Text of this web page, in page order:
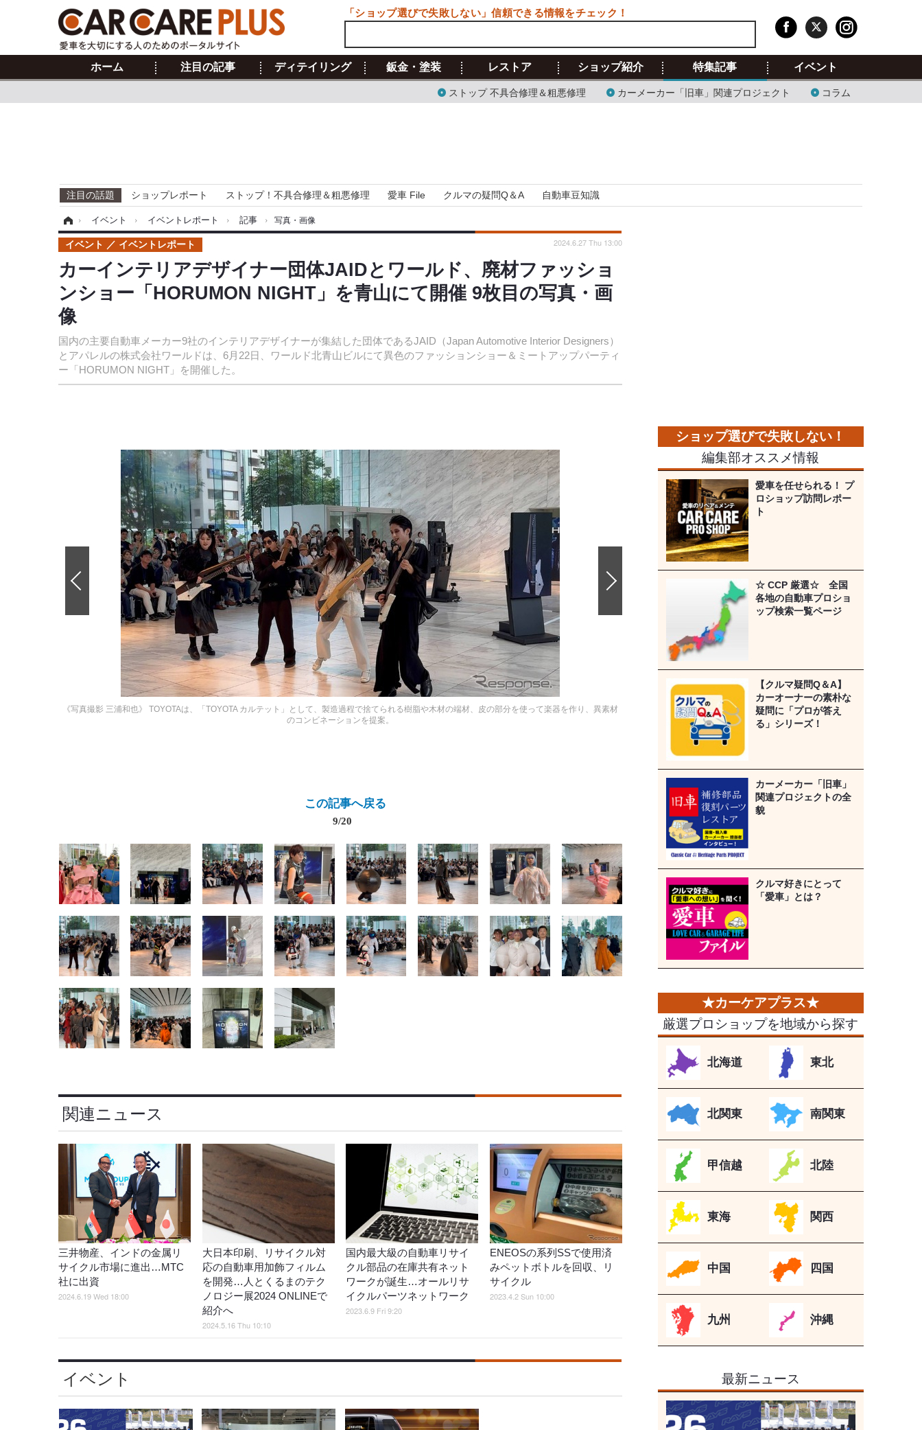
ホーム 注目の記事 ディテイリング 鈑金・塗装 レストア ショップ紹介 特集記事
ストップ 不具合修理＆粗悪修理 カーメーカー「旧車」関連プロジェクト コラム
イベント
注目の話題 ショップレポート ストップ！不具合修理＆粗悪修理 愛車 File クルマの疑問Q＆A 自動車豆知識
› イベント › イベントレポート › 記事 › 写真・画像
カーインテリアデザイナー団体JAIDとワールド、廃材ファッショ
ンショー「HORUMON NIGHT」を青山にて開催 9枚目の写真・画
像
国内の主要自動車メーカー9社のインテリアデザイナーが集結した団体であるJAID（Japan Automotive Interior Designers）
とアパレルの株式会社ワールドは、6月22日、ワールド北青山ビルにて異色のファッションショー＆ミートアップパーティ
ー「HORUMON NIGHT」を開催した。
イベント イベントレポート 2024.6.27 Thu 13:00
《写真撮影 三浦和也》
TOYOTAは、「TOYOTA カルテット」として、製造過程で捨てられる樹脂や木材の端材、皮の部分を使って楽器を作り、異素材
のコンビネーションを提案。
この記事へ戻る
9/20
関連ニュース
三井物産、インドの金属リ
サイクル市場に進出…MTC
社に出資
2024.6.19 Wed 18:00
大日本印刷、リサイクル対
応の自動車用加飾フィルム
を開発…人とくるまのテク
ノロジー展2024 ONLINEで
紹介へ
2024.5.16 Thu 10:10
国内最大級の自動車リサイ
クル部品の在庫共有ネット
ワークが誕生…オールリサ
イクルパーツネットワーク
2023.6.9 Fri 9:20
ENEOSの系列SSで使用済
みペットボトルを回収、リ
サイクル
2023.4.2 Sun 10:00
イベント
編集部オススメ情報
愛車を任せられる！ プ
ロショップ訪問レポー
ト
☆ CCP 厳選☆ 全国
各地の自動車プロショ
ップ検索一覧ページ
【クルマ疑問Q＆A】
カーオーナーの素朴な
疑問に「プロが答え
る」シリーズ！
カーメーカー「旧車」
関連プロジェクトの全
貌
クルマ好きにとって
「愛車」とは？
厳選プロショップを地域から探す
北海道 東北
北関東 南関東
甲信越 北陸
東海 関西
中国 四国
九州 沖縄
最新ニュース
「ショップ選びで失敗しない」信頼できる情報をチェック！